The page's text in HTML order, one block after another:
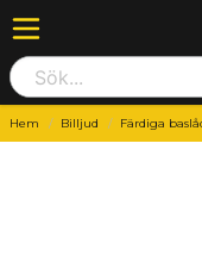
Hem Billjud Färdiga